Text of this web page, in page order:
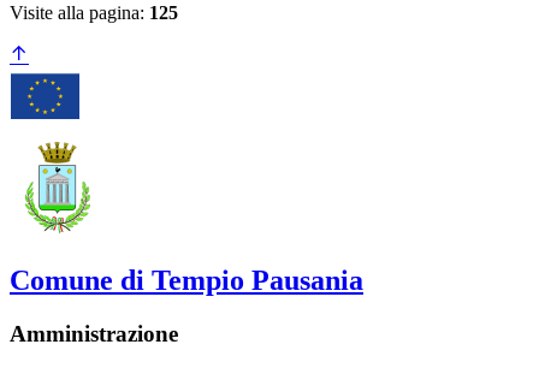
Visite alla pagina: 125
Comune di Tempio Pausania
Amministrazione